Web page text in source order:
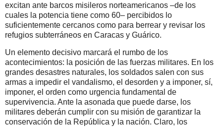
excitan ante barcos misileros norteamericanos ‒de los
cuales la potencia tiene como 60‒ percibidos lo
suficientemente cercanos como para berrear y revisar los
refugios subterráneos en Caracas y Guárico.
Un elemento decisivo marcará el rumbo de los
acontecimientos: la posición de las fuerzas militares. En los
grandes desastres naturales, los soldados salen con sus
armas a impedir el vandalismo, el desorden y a imponer, sí,
imponer, el orden como urgencia fundamental de
supervivencia. Ante la asonada que puede darse, los
militares deberán cumplir con su misión de garantizar la
conservación de la República y la nación. Claro, los